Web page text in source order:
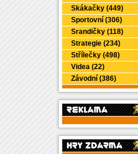
Skákačky (449)
Sportovní (306)
Srandičky (118)
Strategie (234)
Střílečky (498)
Videa (22)
Závodní (386)